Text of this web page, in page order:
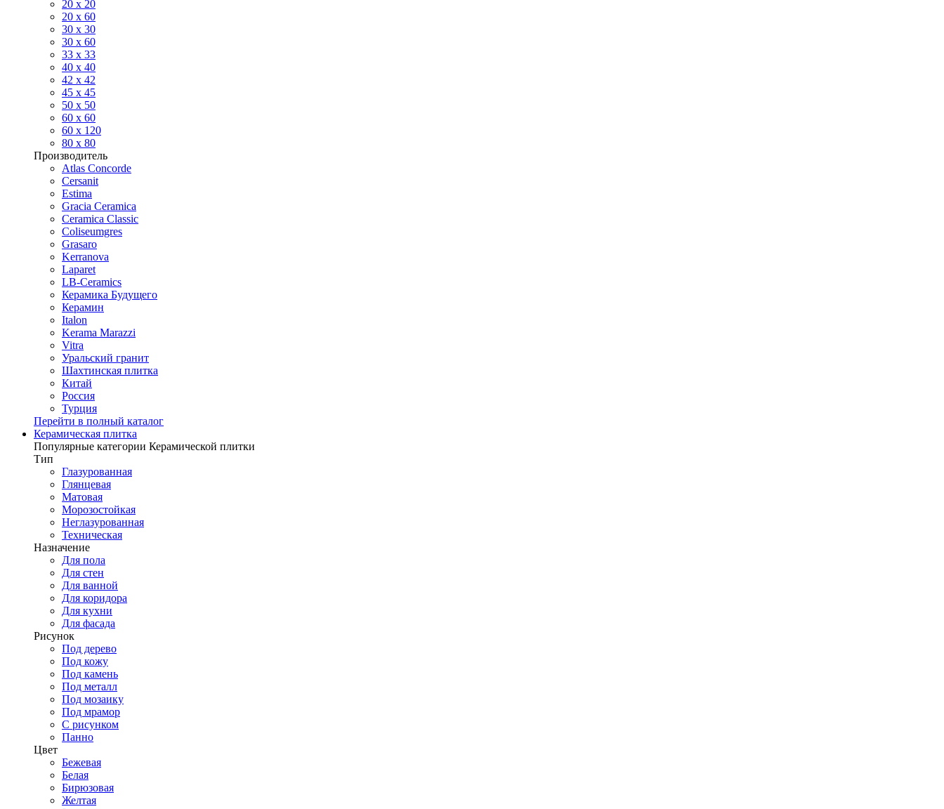
20 х 20
20 x 60
30 х 30
30 x 60
33 x 33
40 х 40
42 x 42
45 x 45
50 x 50
60 х 60
60 x 120
80 x 80
Производитель
Atlas Concorde
Cersanit
Estima
Gracia Ceramica
Ceramica Classic
Coliseumgres
Grasaro
Kerranova
Laparet
LB-Ceramics
Керамика Будущего
Керамин
Italon
Kerama Marazzi
Vitra
Уральский гранит
Шахтинская плитка
Китай
Россия
Турция
Перейти в полный каталог
Керамическая плитка
Популярные категории Керамической плитки
Тип
Глазурованная
Глянцевая
Матовая
Морозостойкая
Неглазурованная
Техническая
Назначение
Для пола
Для стен
Для ванной
Для коридора
Для кухни
Для фасада
Рисунок
Под дерево
Под кожу
Под камень
Под металл
Под мозаику
Под мрамор
С рисунком
Панно
Цвет
Бежевая
Белая
Бирюзовая
Желтая